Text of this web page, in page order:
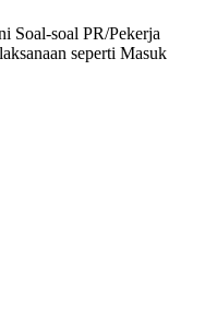
Soal-soal PR/Pekerja
seperti Masuk